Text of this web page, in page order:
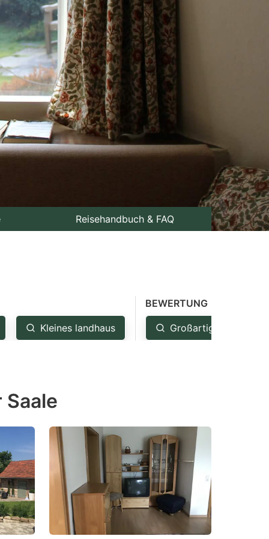
Reisehandbuch & FAQ
Kleines landhaus
BEWERTUNG
Großartig: 4.5+